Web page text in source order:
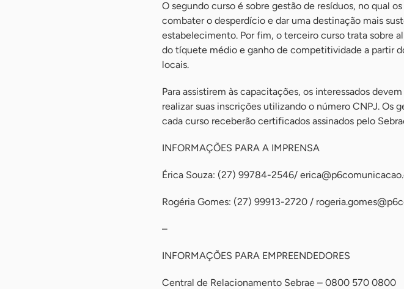
O segundo curso é sobre gestão de resíduos, no qual
combater o desperdício e dar uma destinação mais
estabelecimento. Por fim, o terceiro curso trata sobre
do tíquete médio e ganho de competitividade a partir
locais.
Para assistirem às capacitações, os interessados devem
realizar suas inscrições utilizando o número CNPJ. Os
cada curso receberão certificados assinados pelo
INFORMAÇÕES PARA A IMPRENSA
Érica Souza: (27) 99784-2546/
Rogéria Gomes: (27) 99913-2720 /
–
INFORMAÇÕES PARA EMPREENDEDORES
Central de Relacionamento Sebrae – 0800 570 0800